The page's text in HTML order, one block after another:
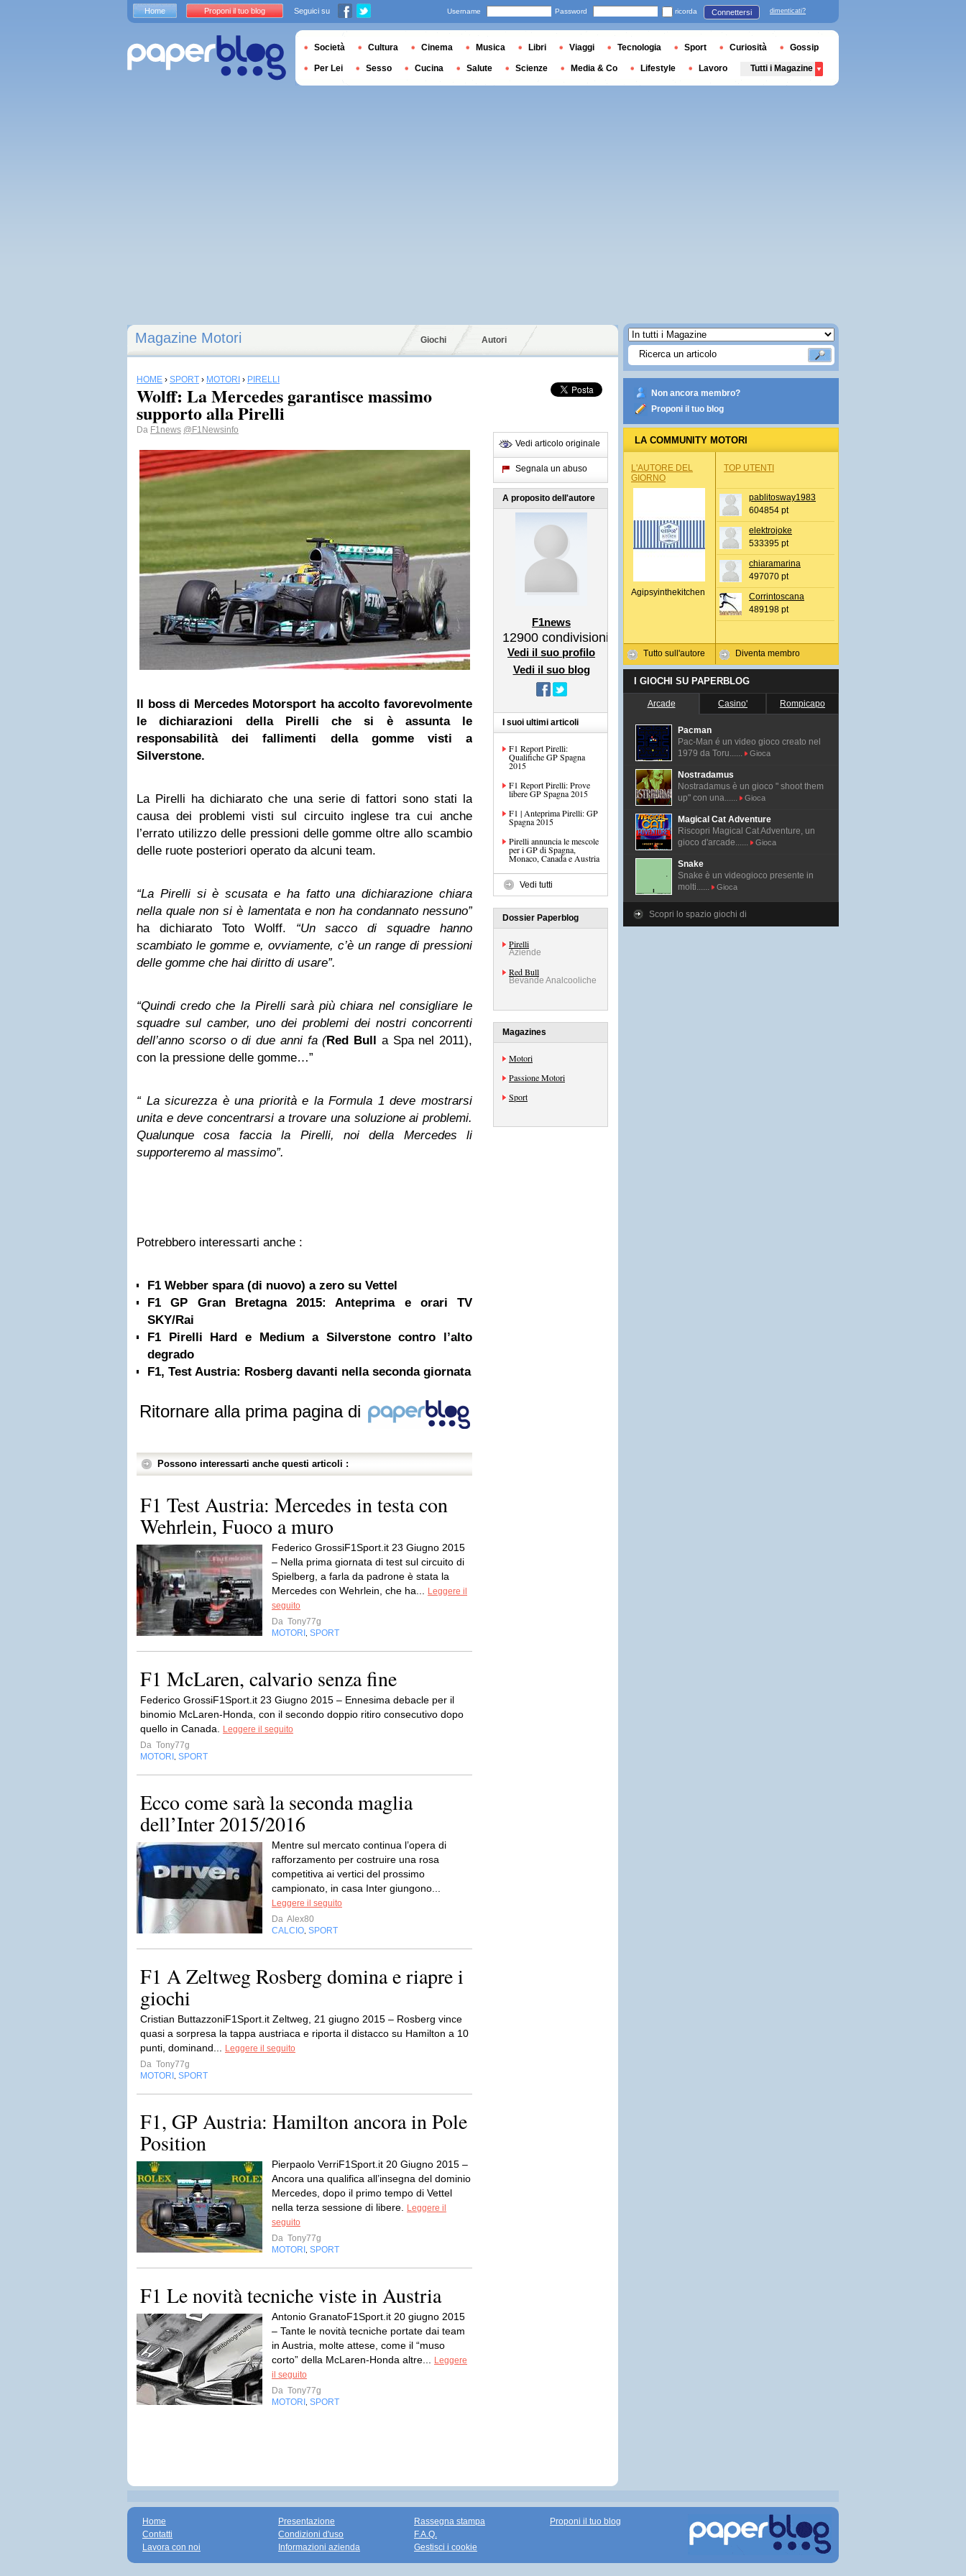
Magazine Motori Giochi Autori
HOME › SPORT › MOTORI › PIRELLI
Wolff: La Mercedes garantisce massimo
supporto alla Pirelli
Da F1news @F1Newsinfo
Il boss di Mercedes Motorsport ha accolto favorevolmente
le dichiarazioni della Pirelli che si è assunta le
responsabilità dei fallimenti della gomme visti a
Silverstone.
La Pirelli ha dichiarato che una serie di fattori sono stati la
causa dei problemi visti sul circuito inglese tra cui anche
l’errato utilizzo delle pressioni delle gomme oltre allo scambio
delle ruote posteriori operato da alcuni team.
“La Pirelli si è scusata e ha fatto una dichiarazione chiara
nella quale non si è lamentata e non ha condannato nessuno”
ha dichiarato Toto Wolff. “Un sacco di squadre hanno
scambiato le gomme e, ovviamente, c’è un range di pressioni
delle gomme che hai diritto di usare”.
“Quindi credo che la Pirelli sarà più chiara nel consigliare le
squadre sul camber, uno dei problemi dei nostri concorrenti
dell’anno scorso o di due anni fa (Red Bull a Spa nel 2011),
con la pressione delle gomme…”
“ La sicurezza è una priorità e la Formula 1 deve mostrarsi
unita e deve concentrarsi a trovare una soluzione ai problemi.
Qualunque cosa faccia la Pirelli, noi della Mercedes li
supporteremo al massimo”.
Potrebbero interessarti anche :
F1 Webber spara (di nuovo) a zero su Vettel
F1 GP Gran Bretagna 2015: Anteprima e orari TV
SKY/Rai
F1 Pirelli Hard e Medium a Silverstone contro l’alto
degrado
F1, Test Austria: Rosberg davanti nella seconda giornata
Ritornare alla prima pagina di
Possono interessarti anche questi articoli :
F1 Test Austria: Mercedes in testa con
Wehrlein, Fuoco a muro
Federico GrossiF1Sport.it 23 Giugno 2015
– Nella prima giornata di test sul circuito di
Spielberg, a farla da padrone è stata la
Mercedes con Wehrlein, che ha...
Leggere il
seguito
Da Tony77g
MOTORI
SPORT
F1 McLaren, calvario senza fine
Federico GrossiF1Sport.it 23 Giugno 2015 – Ennesima debacle per il
binomio McLaren-Honda, con il secondo doppio ritiro consecutivo dopo
quello in Canada.
Leggere il seguito
Da Tony77g
MOTORI
SPORT
Ecco come sarà la seconda maglia
dell’Inter 2015/2016
Mentre sul mercato continua l’opera di
rafforzamento per costruire una rosa
competitiva ai vertici del prossimo
campionato, in casa Inter giungono...
Leggere il seguito
Da Alex80
CALCIO SPORT
F1 A Zeltweg Rosberg domina e riapre i
giochi
Cristian ButtazzoniF1Sport.it Zeltweg, 21 giugno 2015 – Rosberg vince
quasi a sorpresa la tappa austriaca e riporta il distacco su Hamilton a 10
punti, dominand...
Leggere il seguito
Da Tony77g
MOTORI
SPORT
F1, GP Austria: Hamilton ancora in Pole
Position
Pierpaolo VerriF1Sport.it 20 Giugno 2015 –
Ancora una qualifica all’insegna del dominio
Mercedes, dopo il primo tempo di Vettel
nella terza sessione di libere.
Leggere il
seguito
Da Tony77g
MOTORI
SPORT
F1 Le novità tecniche viste in Austria
Antonio GranatoF1Sport.it 20 giugno 2015
– Tante le novità tecniche portate dai team
in Austria, molte attese, come il “muso
corto” della McLaren-Honda altre...
Leggere
il seguito
Da Tony77g
MOTORI
SPORT
Vedi articolo originale
Segnala un abuso
A proposito dell'autore
F1news
12900 condivisioni
Vedi il suo profilo
Vedi il suo blog
I suoi ultimi articoli
F1 Report Pirelli:
Qualifiche GP Spagna
2015
F1 Report Pirelli: Prove
libere GP Spagna 2015
F1 | Anteprima Pirelli: GP
Spagna 2015
Pirelli annuncia le mescole
per i GP di Spagna,
Monaco, Canada e Austria
Vedi tutti
Dossier Paperblog
Pirelli
Aziende
Red Bull
Bevande Analcooliche
Magazines
Motori
Passione Motori
Sport
Non ancora membro?
Proponi il tuo blog
LA COMMUNITY MOTORI
L'AUTORE DEL
GIORNO
Agipsyinthekitchen
Tutto sull'autore
TOP UTENTI
pablitosway1983
604854 pt
elektrojoke
533395 pt
chiaramarina
497070 pt
Corrintoscana
489198 pt
Diventa membro
I GIOCHI SU PAPERBLOG
Arcade Casino' Rompicapo
Pacman
Pac-Man é un video gioco creato nel
1979 da Toru......
Gioca
Nostradamus
Nostradamus è un gioco " shoot them
up" con una......
Gioca
Magical Cat Adventure
Riscopri Magical Cat Adventure, un
gioco d'arcade......
Gioca
Snake
Snake è un videogioco presente in
molti......
Gioca
Scopri lo spazio giochi di
Home Proponi il tuo blog Seguici su Username Password ricorda Connettersi dimenticati?
Società Cultura Cinema Musica Libri Viaggi Tecnologia Sport Curiosità Gossip
Per Lei Sesso Cucina Salute Scienze Media & Co Lifestyle Lavoro Tutti i Magazine
Home
Contatti
Lavora con noi
Presentazione
Condizioni d'uso
Informazioni azienda
Rassegna stampa
F.A.Q.
Gestisci i cookie
Proponi il tuo blog